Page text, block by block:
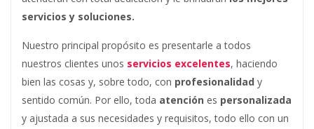
servicios y soluciones.
Nuestro principal propósito es presentarle a todos
nuestros clientes unos servicios excelentes, haciendo
bien las cosas y, sobre todo, con profesionalidad y
sentido común. Por ello, toda atención es personalizada
y ajustada a sus necesidades y requisitos, todo ello con un